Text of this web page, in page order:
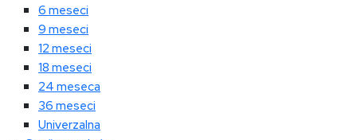
6 meseci
9 meseci
12 meseci
18 meseci
24 meseca
36 meseci
Univerzalna